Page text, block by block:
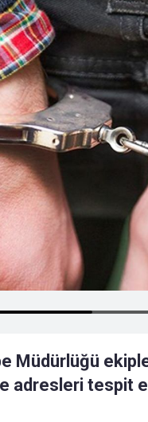
Müdürlüğü
adresleri tespit